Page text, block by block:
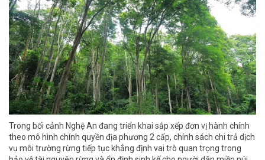
Trong bối cảnh Nghệ An đang triển khai sắp xếp đơn vị hành chính
theo mô hình chính quyền địa phương 2 cấp, chính sách chi trả dịch
vụ môi trường rừng tiếp tục khẳng định vai trò quan trọng trong